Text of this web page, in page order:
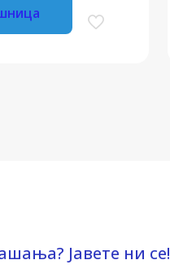
Јавете ни се!